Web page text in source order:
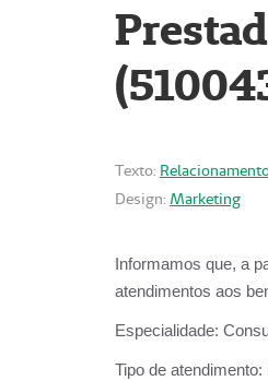
Texto:
Design: Marketing
Informamos que, a
atendimentos aos
Especialidade:
Tipo de atendimento: